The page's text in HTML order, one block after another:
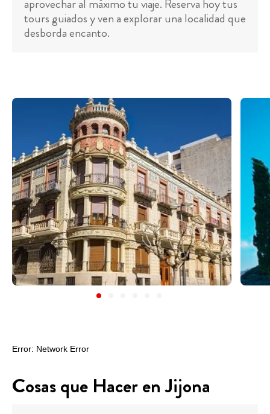
aprovechar al máximo tu viaje. Reserva hoy tus
tours guiados y ven a explorar una localidad que
desborda encanto.
Cosas que Hacer en Jijona